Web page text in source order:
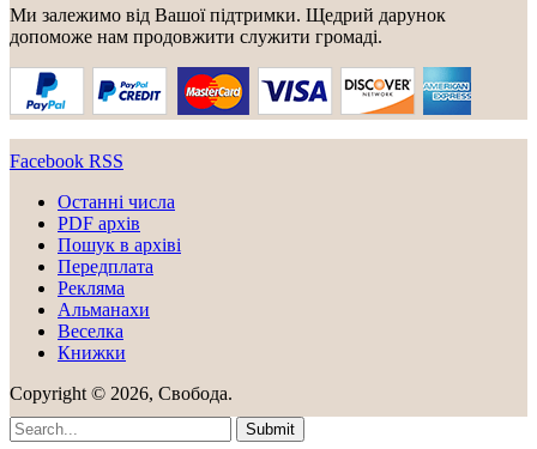
Ми залежимо від Вашої підтримки. Щедрий дарунок
допоможе нам продовжити служити громаді.
Facebook RSS
Останні числа
PDF архів
Пошук в архіві
Передплата
Рекляма
Альманахи
Веселка
Книжки
Copyright © 2026, Свобода.
Submit